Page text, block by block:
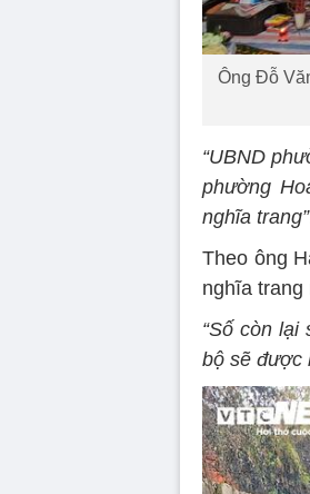
Ông Đỗ
“UBND
phường
nghĩa trang”
Theo ông
nghĩa trang
“Số còn
bộ sẽ được